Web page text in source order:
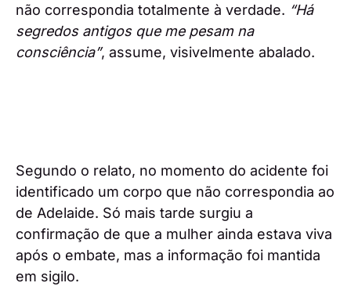
não correspondia totalmente à verdade. “Há
segredos antigos que me pesam na
consciência”, assume, visivelmente abalado.
Segundo o relato, no momento do acidente foi
identificado um corpo que não correspondia ao
de Adelaide. Só mais tarde surgiu a
confirmação de que a mulher ainda estava viva
após o embate, mas a informação foi mantida
em sigilo.